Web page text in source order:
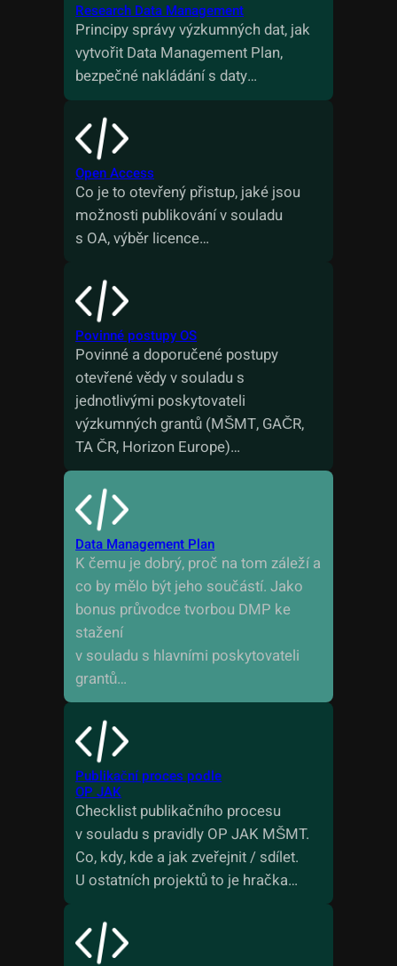
Research Data Management
Principy správy výzkumných dat, jak
vytvořit Data Management Plan,
bezpečné nakládání s daty…
Open Access
Co je to otevřený přistup, jaké jsou
možnosti publikování v souladu
s OA, výběr licence…
Povinné postupy OS
Povinné a doporučené postupy
otevřené vědy v souladu s
jednotlivými poskytovateli
výzkumných grantů (MŠMT, GAČR,
TA ČR, Horizon Europe)…
Data Management Plan
K čemu je dobrý, proč na tom záleží a
co by mělo být jeho součástí. Jako
bonus průvodce tvorbou DMP ke
stažení
v souladu s hlavními poskytovateli
grantů…
Publikační proces podle
OP JAK
Checklist publikačního procesu
v souladu s pravidly OP JAK MŠMT.
Co, kdy, kde a jak zveřejnit / sdílet.
U ostatních projektů to je hračka…